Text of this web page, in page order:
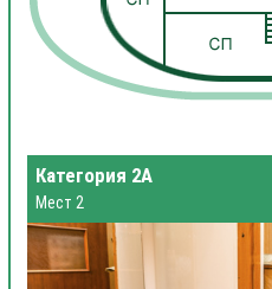
Категория 2А
Мест 2